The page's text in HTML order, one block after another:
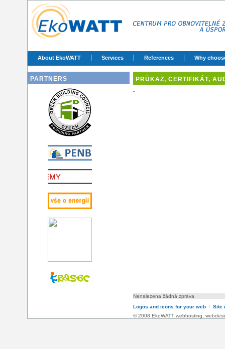
About EkoWATT Services References Why
PARTNERS PRŮKAZ, CERTIFIKÁT,
-
Nenalezena žádná zpráva
Logos and icons for your web l Site
© 2008 EkoWATT webhosting,